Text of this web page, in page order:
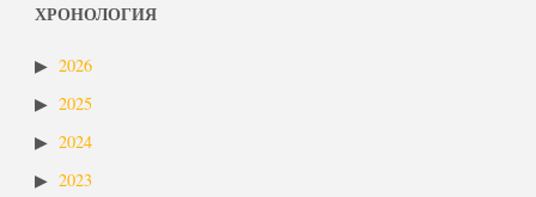
ХРОНОЛОГИЯ
2026
2025
2024
2023